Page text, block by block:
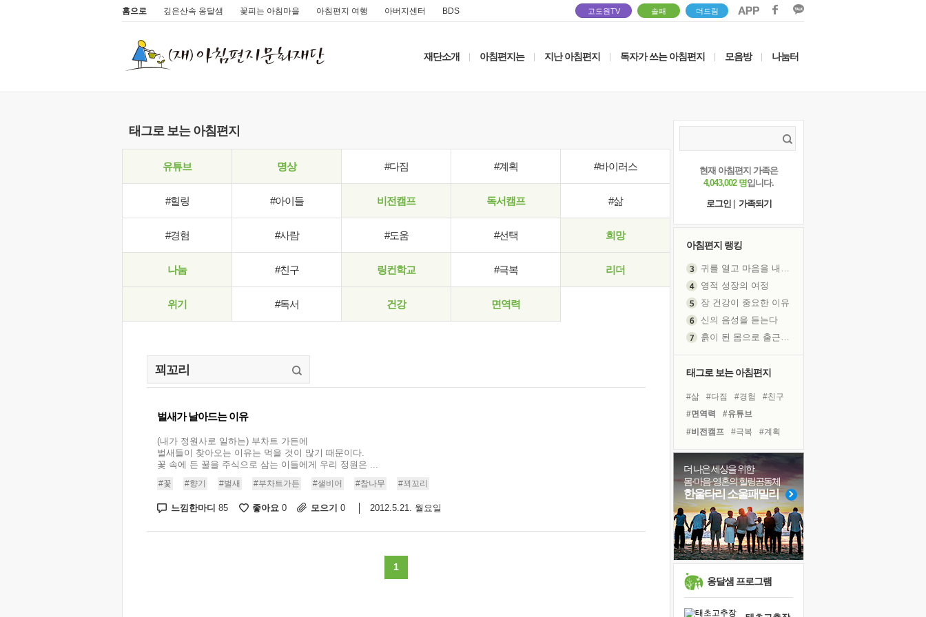
홈으로 깊은산속 옹달샘 꽃피는 아침마을 아침편지 여행 아버지센터 BDS 고도원TV 솔패 더드림
재단소개 아침편지는 지난 아침편지 독자가 쓰는 아침편지 모음방 나눔터
태그로 보는 아침편지
유튜브 명상 #다짐 #계획 #바이러스
#힐링 #아이들 비전캠프 독서캠프 #삶
#경험 #사람 #도움 #선택 희망
나눔 #친구 링컨학교 #극복 리더
위기 #독서 건강 면역력
벌새가 날아드는 이유
(내가 정원사로 일하는) 부차트 가든에
벌새들이 찾아오는 이유는 먹을 것이 많기 때문이다.
꽃 속에 든 꿀을 주식으로 삼는 이들에게 우리 정원은 ...
#꽃 #향기 #벌새 #부차트가든 #샐비어 #참나무 #꾀꼬리
느낌한마디 85 좋아요 0 모으기 0 2012.5.21. 월요일
1
현재 아침편지 가족은
4,043,002 명입니다.
로그인
가족되기
아침편지 랭킹
귀를 열고 마음을 내어주고
영적 성장의 여정
장 건강이 중요한 이유
신의 음성을 듣는다
흙이 된 몸으로 출근하는 여자
졸업식 사진을 보며
아픈 아버지를 위한 공간 설계
극심한 변비, 어깨결림, 수면 장애
보고 싶은 어머니
유년 시절의 부산 영도 바다
못된 꼰대들
거울 속의 나
희망이란
'모른다'는 것
태그로 보는 아침편지
#삶 #다짐 #경험
#친구
#면역력
#유튜브
#비전캠프
#극복
#계획
#독서캠프
#리더
#희망
#독서
#힐링
#선택
#위기
#바이러스
#아이들
#사람
#건강
#명상
더 나은 세상을 위한
몸·마음·영혼의 힐링공동체
한울타리 소울패밀리
옹달샘 프로그램